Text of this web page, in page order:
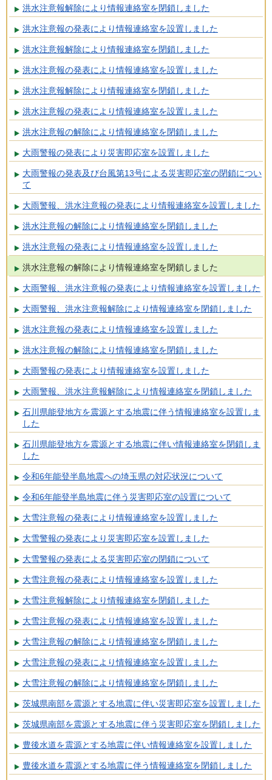
洪水注意報解除により情報連絡室を閉鎖しました
洪水注意報の発表により情報連絡室を設置しました
洪水注意報解除により情報連絡室を閉鎖しました
洪水注意報の発表により情報連絡室を設置しました
洪水注意報解除により情報連絡室を閉鎖しました
洪水注意報の発表により情報連絡室を設置しました
洪水注意報の解除により情報連絡室を閉鎖しました
大雨警報の発表により災害即応室を設置しました
大雨警報の発表及び台風第13号による災害即応室の閉鎖につい
て
大雨警報、洪水注意報の発表により情報連絡室を設置しました
洪水注意報の解除により情報連絡室を閉鎖しました
洪水注意報の発表により情報連絡室を設置しました
洪水注意報の解除により情報連絡室を閉鎖しました
大雨警報、洪水注意報の発表により情報連絡室を設置しました
大雨警報、洪水注意報解除により情報連絡室を閉鎖しました
洪水注意報の発表により情報連絡室を設置しました
洪水注意報の解除により情報連絡室を閉鎖しました
大雨警報の発表により情報連絡室を設置しました
大雨警報、洪水注意報解除により情報連絡室を閉鎖しました
石川県能登地方を震源とする地震に伴う情報連絡室を設置しま
した
石川県能登地方を震源とする地震に伴い情報連絡室を閉鎖しま
した
令和6年能登半島地震への埼玉県の対応状況について
令和6年能登半島地震に伴う災害即応室の設置について
大雪注意報の発表により情報連絡室を設置しました
大雪警報の発表により災害即応室を設置しました
大雪警報の発表による災害即応室の閉鎖について
大雪注意報の発表により情報連絡室を設置しました
大雪注意報解除により情報連絡室を閉鎖しました
大雪注意報の発表により情報連絡室を設置しました
大雪注意報の解除により情報連絡室を閉鎖しました
大雪注意報の発表により情報連絡室を設置しました
大雪注意報の解除により情報連絡室を閉鎖しました
茨城県南部を震源とする地震に伴い災害即応室を設置しました
茨城県南部を震源とする地震に伴う災害即応室を閉鎖しました
豊後水道を震源とする地震に伴い情報連絡室を設置しました
豊後水道を震源とする地震に伴う情報連絡室を閉鎖しました